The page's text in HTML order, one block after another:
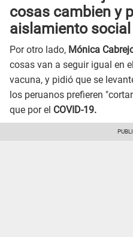
cosas cambien y
aislamiento
Por otro lado, Mónica
cosas van a seguir igual en el
vacuna, y pidió que se
los peruanos prefieren
que por el COVID-19.